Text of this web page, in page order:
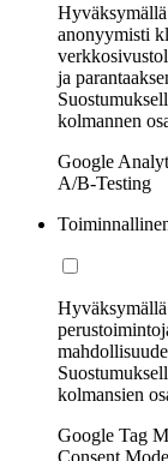
Hyväksymällä
anonyymisti
ja
kolmannen
Google
A/B-Testing
kolmansien
Google Tag
Consent